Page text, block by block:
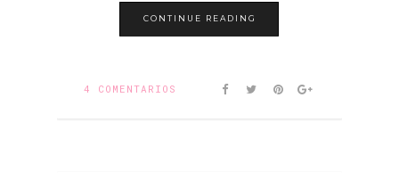
CONTINUE READING
4 COMENTARIOS